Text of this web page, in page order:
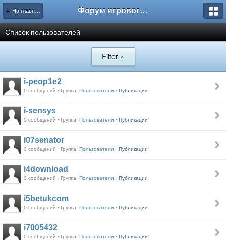
← На главную Форум игрового проекта Riverrise
Список пользователей
Filter »
i-peop1e2
0 сообщений · Группа: Пользователи · Публикации
i-sensys
0 сообщений · Группа: Пользователи · Публикации
i07senator
0 сообщений · Группа: Пользователи · Публикации
i4download
0 сообщений · Группа: Пользователи · Публикации
i5betukcom
0 сообщений · Группа: Пользователи · Публикации
i7005432
0 сообщений · Группа: Пользователи · Публикации